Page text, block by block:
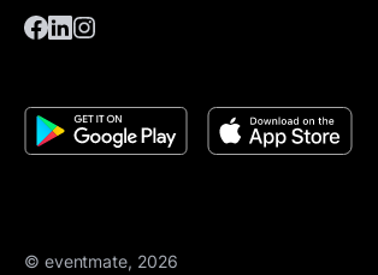
© eventmate, 2026